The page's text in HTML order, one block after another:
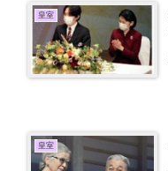
皇室
皇室